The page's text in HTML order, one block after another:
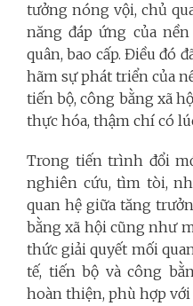
tưởng nóng vội, chủ
năng đáp ứng của
quân, bao cấp. Điều đó
hãm sự phát triển của
tiến bộ, công bằng xã
thực hóa, thậm chí có
Trong tiến trình đổi
nghiên cứu, tìm tòi,
quan hệ giữa tăng
bằng xã hội cũng như
thức giải quyết mối
tế, tiến bộ và công
hoàn thiện, phù hợp